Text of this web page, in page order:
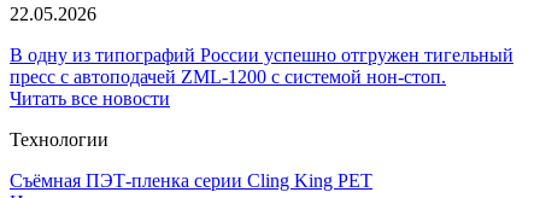
22.05.2026
В одну из типографий России успешно отгружен тигельный
пресс с автоподачей ZML-1200 с системой нон-стоп.
Читать все новости
Технологии
Съёмная ПЭТ-пленка серии Cling King PET